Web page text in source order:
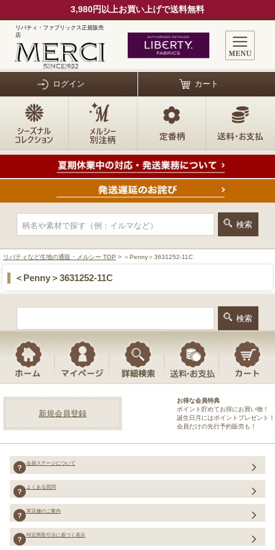
3,980円以上お買い上げで送料無料
リバティ・ファブリックス正規販売
店
ログイン カート
リバティなど生地の通販・メルシー TOP > ＜Penny＞3631252-11C
＜Penny＞3631252-11C
新規会員登録
お得な会員特典
ポイント貯めてお得にお買い物！
誕生日月にはポイントプレゼント！
会員だけの先行予約販売も！
会員ステージについて
よくある質問
実店舗のご案内
特定商取引法に基づく表示